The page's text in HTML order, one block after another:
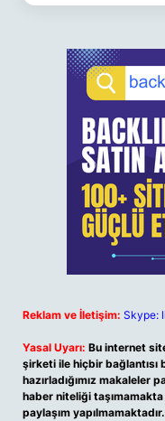
Reklam ve İletişim: Skype:
Yasal Uyarı: Bu internet
şirketi ile hiçbir bağlantısı
hazırladığımız makaleler
haber niteliği
paylaşım